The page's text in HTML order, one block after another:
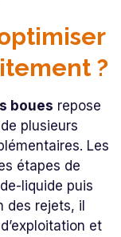
?
boues repose
plusieurs
Les
étapes de
liquide puis
des rejets, il
et